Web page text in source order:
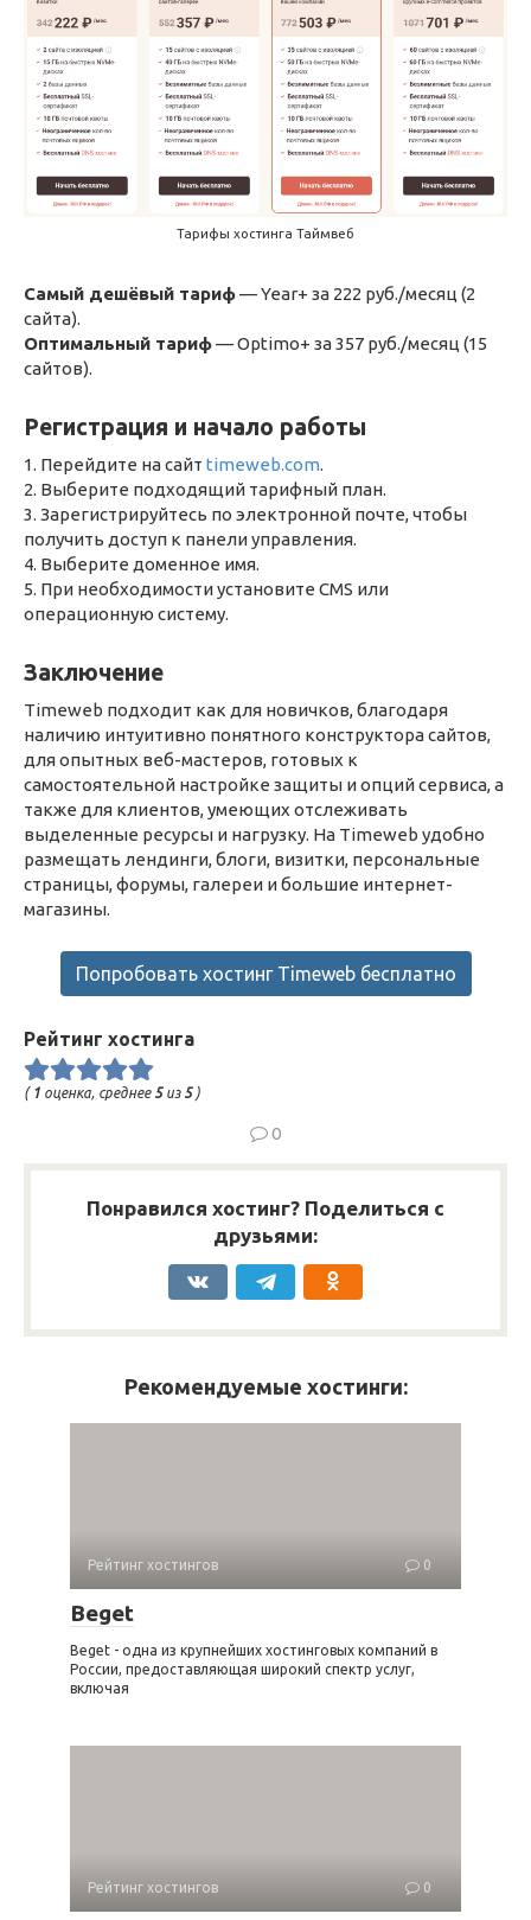
Тарифы хостинга Таймвеб
Самый дешёвый тариф— Year+ за 222 руб./месяц (2
сайта).
Оптимальный тариф— Optimo+ за 357 руб./месяц (15
сайтов).
Регистрация и начало работы
1. Перейдите на сайт timeweb.com.
2. Выберите подходящий тарифный план.
3. Зарегистрируйтесь по электронной почте, чтобы
получить доступ к панели управления.
4. Выберите доменное имя.
5. При необходимости установите CMS или
операционную систему.
Заключение
Timeweb подходит как для новичков, благодаря
наличию интуитивно понятного конструктора сайтов,
для опытных веб-мастеров, готовых к
самостоятельной настройке защиты и опций сервиса, а
также для клиентов, умеющих отслеживать
выделенные ресурсы и нагрузку. На Timeweb удобно
размещать лендинги, блоги, визитки, персональные
страницы, форумы, галереи и большие интернет-
магазины.
Попробовать хостинг Timeweb бесплатно
Рейтинг хостинга
( 1 оценка, среднее 5из 5)
0
Понравился хостинг? Поделиться с
друзьями:
Рекомендуемые хостинги:
Рейтинг хостингов 0
Beget
Beget - одна из крупнейших хостинговых компаний в
России, предоставляющая широкий спектр услуг,
включая
Рейтинг хостингов 0